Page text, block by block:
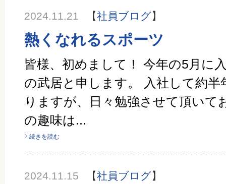
2024.11.21 【社員ブログ】
熱くなれるスポーツ
皆様、初めまして！ 今年の5月に
の武居と申します。 入社して約
りますが、日々勉強させて頂いて
の趣味は...
続きを読む
2024.11.15 【社員ブログ】